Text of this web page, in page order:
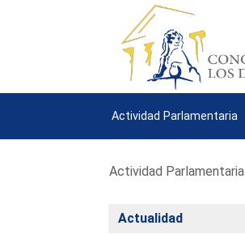
Actividad Parlamentaria
Actividad Parlamentaria
Actualidad